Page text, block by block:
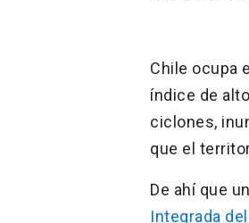
Chile ocupa
índice de
ciclones,
que el
De ahí que
Integrada